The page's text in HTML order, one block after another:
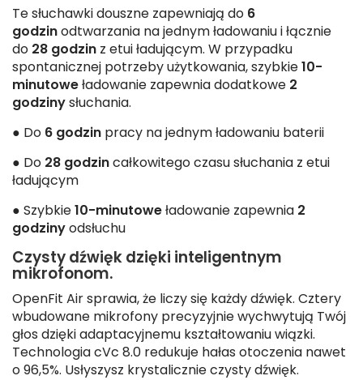
Te słuchawki douszne zapewniają do 6
godzinodtwarzania na jednym ładowaniu i łącznie
do 28 godzin z etui ładującym. W przypadku
spontanicznej potrzeby użytkowania, szybkie10-
minutoweładowanie zapewnia dodatkowe 2
godzinysłuchania.
● Do 6 godzin pracy na jednym ładowaniu baterii
● Do 28 godzincałkowitego czasu słuchania z etui
ładującym
● Szybkie10-minutoweładowanie zapewnia 2
godzinyodsłuchu
Czysty dźwięk dzięki inteligentnym
mikrofonom.
OpenFit Air sprawia, że liczy się każdy dźwięk. Cztery
wbudowane mikrofony precyzyjnie wychwytują Twój
głos dzięki adaptacyjnemu kształtowaniu wiązki.
Technologia cVc 8.0 redukuje hałas otoczenia nawet
o 96,5%. Usłyszysz krystalicznie czysty dźwięk.